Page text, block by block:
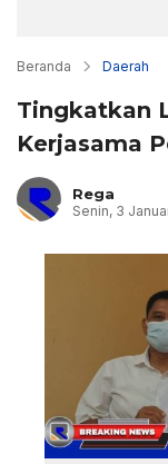
Beranda Daerah
Tingkatkan
Kerjasama
Rega
Senin, 3